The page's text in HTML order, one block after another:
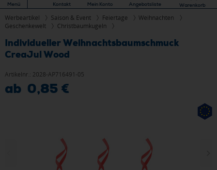
Menü Kontakt Mein Konto Angebotsliste Warenkorb
Werbeartikel Saison & Event Feiertage
Weihnachten
Geschenkewelt
Christbaumkugeln
Individueller Weihnachtsbaumschmuck
CreaJul Wood
Artikelnr.: 2028-AP716491-05
ab 0,85 €